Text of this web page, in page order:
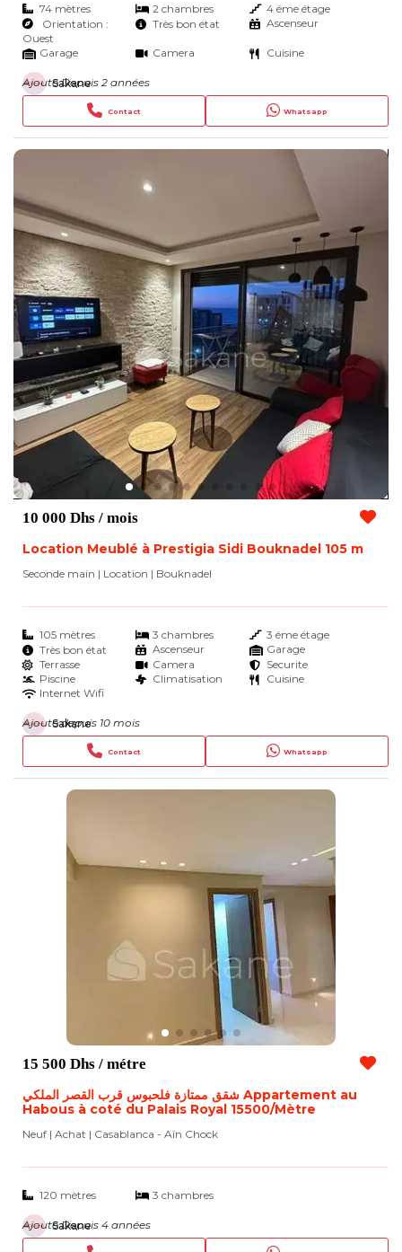
74 mètres 2 chambres
4 éme étage
Orientation :
Ouest
Très bon état Ascenseur
Garage Camera Cuisine
Sakane
Contact Whatsapp
Ajouté Depuis 2 années
10 000 Dhs / mois
Location Meublé à Prestigia Sidi Bouknadel 105 m
Seconde main | Location | Bouknadel
105 mètres 3 chambres
3 éme étage
Très bon état
Ascenseur
Garage
Terrasse
Camera
Securite
Piscine
Climatisation
Cuisine
Internet Wifi
Sakane
Contact Whatsapp
Ajouté depuis 10 mois
15 500 Dhs / métre
شقق ممتازة فلحبوس قرب القصر الملكي Appartement au
Habous à coté du Palais Royal 15500/Mètre
Neuf | Achat | Casablanca - Aïn Chock
120 mètres 3 chambres
Sakane
Ajouté Depuis 4 années